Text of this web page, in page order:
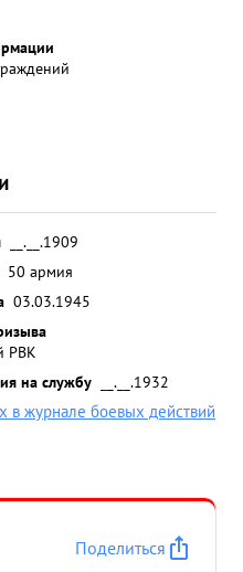
__.__.1909
50 армия
03.03.1945
РВК
на службу
__.__.1932
в журнале боевых действий
Поделиться